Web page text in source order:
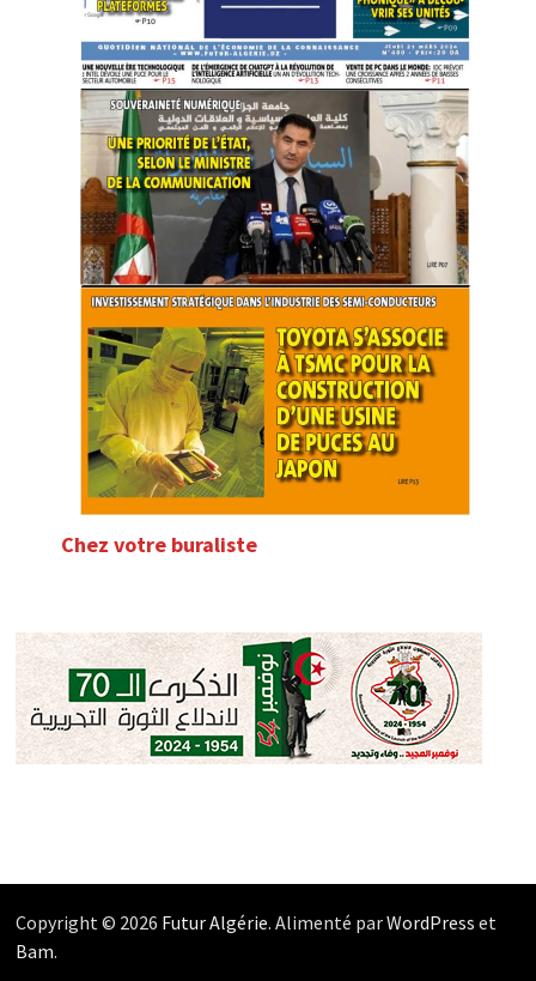
Chez votre buraliste
Copyright © 2026 Futur Algérie. Alimenté parWordPress et
Bam.